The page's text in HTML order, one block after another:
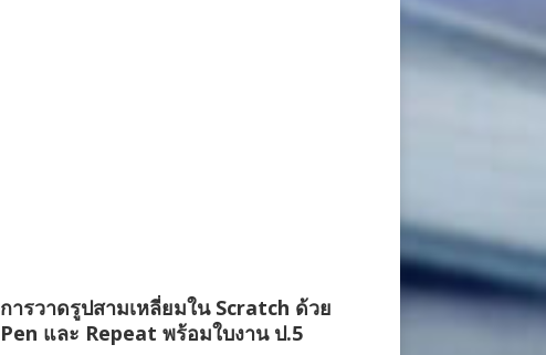
การวาดรูปสามเหลี่ยมใน Scratch ด้วย
Pen และ Repeat พร้อมใบงาน ป.5